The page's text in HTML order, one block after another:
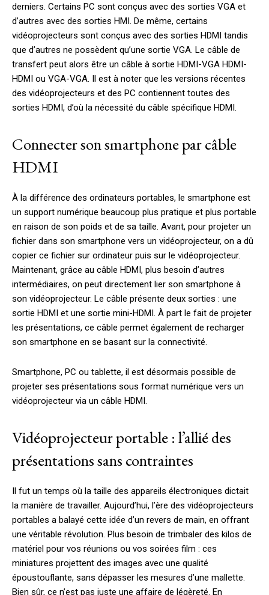
derniers. Certains PC sont conçus avec des sorties VGA et
d’autres avec des sorties HMI. De même, certains
vidéoprojecteurs sont conçus avec des sorties HDMI tandis
que d’autres ne possèdent qu’une sortie VGA. Le câble de
transfert peut alors être un câble à sortie HDMI-VGA HDMI-
HDMI ou VGA-VGA. Il est à noter que les versions récentes
des vidéoprojecteurs et des PC contiennent toutes des
sorties HDMI, d’où la nécessité du câble spécifique HDMI.
Connecter son smartphone par câble
HDMI
À la différence des ordinateurs portables, le smartphone est
un support numérique beaucoup plus pratique et plus portable
en raison de son poids et de sa taille. Avant, pour projeter un
fichier dans son smartphone vers un vidéoprojecteur, on a dû
copier ce fichier sur ordinateur puis sur le vidéoprojecteur.
Maintenant, grâce au câble HDMI, plus besoin d’autres
intermédiaires, on peut directement lier son smartphone à
son vidéoprojecteur. Le câble présente deux sorties : une
sortie HDMI et une sortie mini-HDMI. À part le fait de projeter
les présentations, ce câble permet également de recharger
son smartphone en se basant sur la connectivité.
Smartphone, PC ou tablette, il est désormais possible de
projeter ses présentations sous format numérique vers un
vidéoprojecteur via un câble HDMI.
Vidéoprojecteur portable : l’allié des
présentations sans contraintes
Il fut un temps où la taille des appareils électroniques dictait
la manière de travailler. Aujourd’hui, l’ère des vidéoprojecteurs
portables a balayé cette idée d’un revers de main, en offrant
une véritable révolution. Plus besoin de trimbaler des kilos de
matériel pour vos réunions ou vos soirées film : ces
miniatures projettent des images avec une qualité
époustouflante, sans dépasser les mesures d’une mallette.
Bien sûr, ce n’est pas juste une affaire de légèreté. En